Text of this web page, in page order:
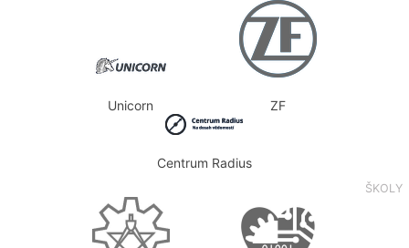
Unicorn ZF
Centrum Radius
ŠKOLY